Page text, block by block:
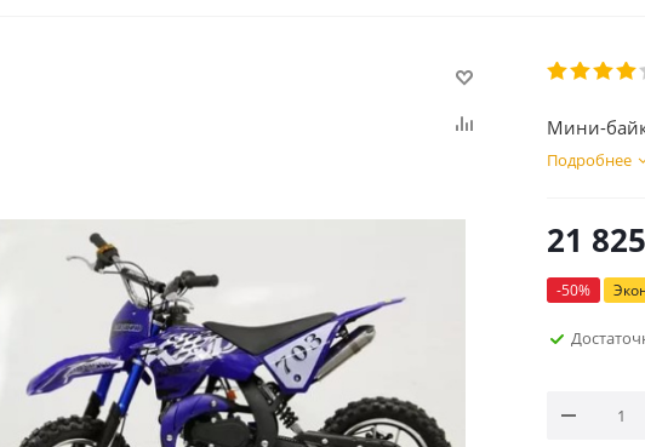
Мини-
Подробнее
21 825
-50%